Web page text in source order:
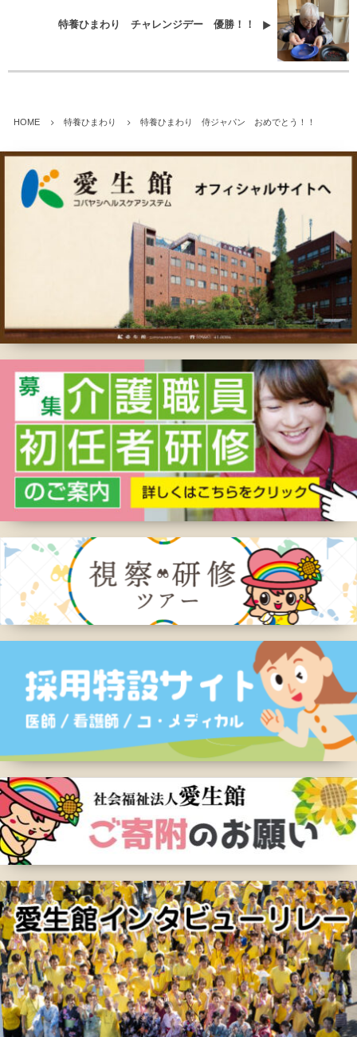
特養ひまわり チャレンジデー 優勝！！
HOME 特養ひまわり 特養ひまわり 侍ジャパン おめでとう！！